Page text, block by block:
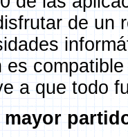
de un
es
a que todo
mayor